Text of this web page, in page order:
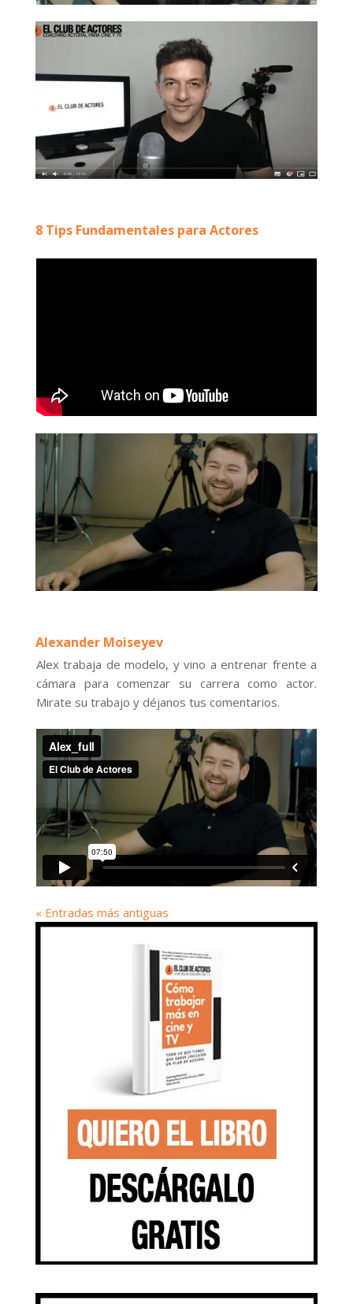
8 Tips Fundamentales para Actores
Alexander Moiseyev
Alex trabaja de modelo, y vino a entrenar frente a
cámara para comenzar su carrera como actor.
Mirate su trabajo y déjanos tus comentarios.
« Entradas más antiguas